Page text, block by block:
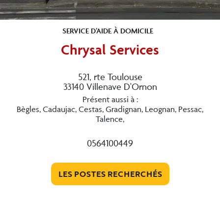
SERVICE D’AIDE À DOMICILE
Chrysal Services
521, rte Toulouse
33140 Villenave D'Ornon
Présent aussi à :
Bègles, Cadaujac, Cestas, Gradignan, Leognan, Pessac,
Talence,
0564100449
LES POSTES RECHERCHÉS